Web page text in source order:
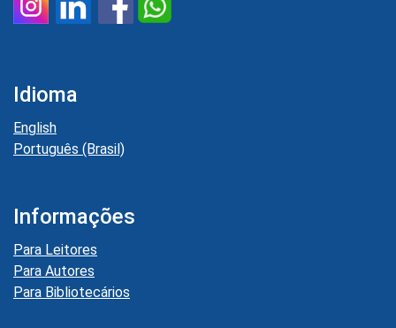
Idioma
English
Português (Brasil)
Informações
Para Leitores
Para Autores
Para Bibliotecários